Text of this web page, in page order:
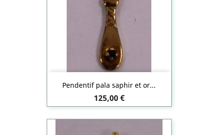
Pendentif pala saphir et or...
Prix
125,00 €